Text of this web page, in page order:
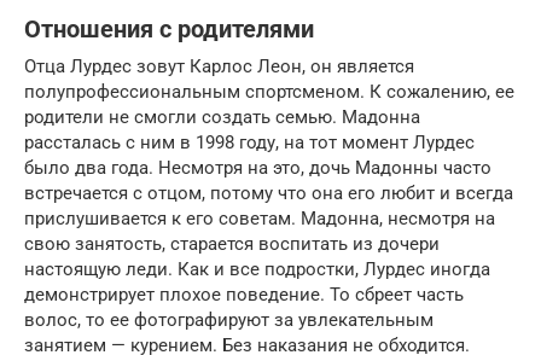
Отношения с родителями
Отца Лурдес зовут Карлос Леон, он является
полупрофессиональным спортсменом. К сожалению, ее
родители не смогли создать семью. Мадонна
рассталась с ним в 1998 году, на тот момент Лурдес
было два года. Несмотря на это, дочь Мадонны часто
встречается с отцом, потому что она его любит и всегда
прислушивается к его советам. Мадонна, несмотря на
свою занятость, старается воспитать из дочери
настоящую леди. Как и все подростки, Лурдес иногда
демонстрирует плохое поведение. То сбреет часть
волос, то ее фотографируют за увлекательным
занятием — курением. Без наказания не обходится.